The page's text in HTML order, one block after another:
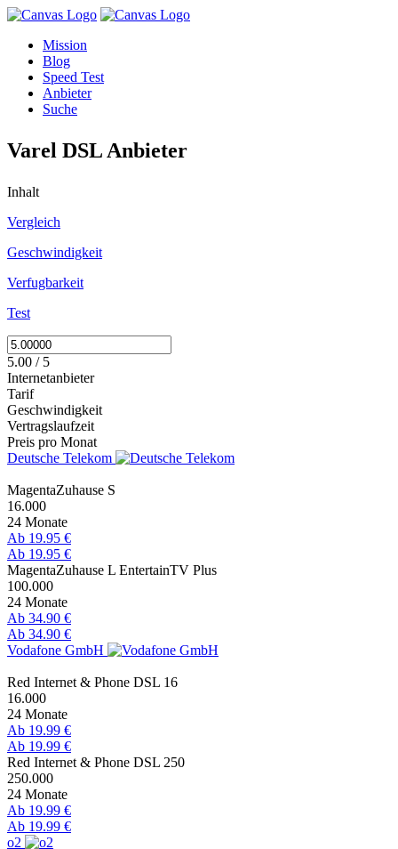
Mission
Blog
Speed Test
Anbieter
Suche
Varel DSL Anbieter
Inhalt
Vergleich
Geschwindigkeit
Verfugbarkeit
Test
5.00 / 5
Internetanbieter
Tarif
Geschwindigkeit
Vertragslaufzeit
Preis pro Monat
Deutsche Telekom
MagentaZuhause S
16.000
24 Monate
Ab 19.95 €
Ab 19.95 €
MagentaZuhause L EntertainTV Plus
100.000
24 Monate
Ab 34.90 €
Ab 34.90 €
Vodafone GmbH
Red Internet & Phone DSL 16
16.000
24 Monate
Ab 19.99 €
Ab 19.99 €
Red Internet & Phone DSL 250
250.000
24 Monate
Ab 19.99 €
Ab 19.99 €
o2